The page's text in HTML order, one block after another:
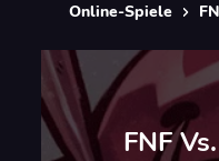
Online-Spiele
FNF